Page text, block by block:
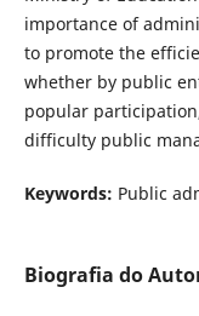
importance of
to promote the
whether by public
popular
difficulty public
Keywords: Public
Biografia do